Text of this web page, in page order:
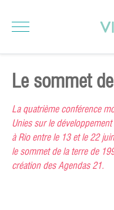
Le sommet
La quatrième conférence
Unies sur le
à Rio entre le 13 et le 22
le sommet de la terre de
création des Agendas 21.